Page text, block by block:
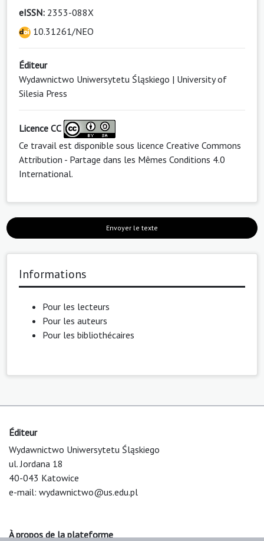
eISSN: 2353-088X
10.31261/NEO
Éditeur
Wydawnictwo Uniwersytetu Śląskiego | University of
Silesia Press
Licence CC
Ce travail est disponible sous licence Creative Commons
Attribution - Partage dans les Mêmes Conditions 4.0
International.
Envoyer le texte
Informations
Pour les lecteurs
Pour les auteurs
Pour les bibliothécaires
Éditeur
Wydawnictwo Uniwersytetu Śląskiego
ul. Jordana 18
40-043 Katowice
e-mail: wydawnictwo@us.edu.pl
À propos de la plateforme